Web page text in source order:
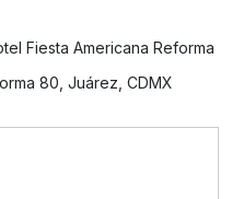
Fiesta Americana Reforma
80, Juárez, CDMX